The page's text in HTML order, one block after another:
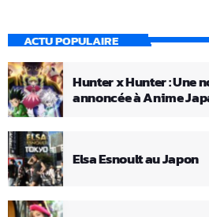
ACTU POPULAIRE
Hunter x Hunter : Une
annoncée à Anime
Elsa Esnoult au Japon